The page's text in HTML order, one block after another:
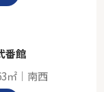
豆口台
番館
㎡｜南西